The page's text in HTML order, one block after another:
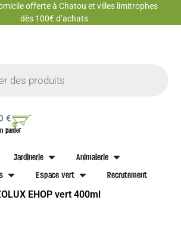
offerte à Chatou et villes limitrophes
dès 100€ d’achats
€
panier
Jardinerie
Animalerie
Espace vert Recrutement
EHOP vert 400ml